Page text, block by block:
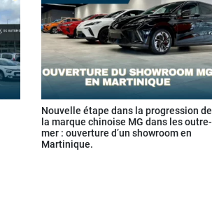
Nouvelle étape dans la progression de
la marque chinoise MG dans les outre-
mer : ouverture d’un showroom en
Martinique.